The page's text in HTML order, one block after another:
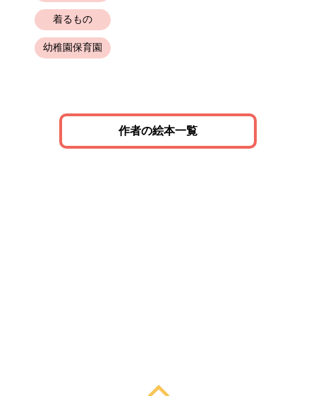
着るもの
幼稚園保育園
作者の絵本一覧